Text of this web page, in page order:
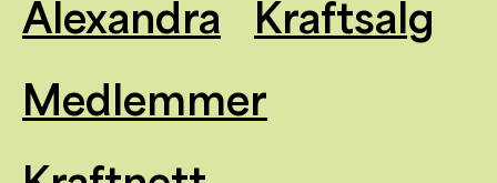
Alexandra
Kraftsalg
Medlemmer